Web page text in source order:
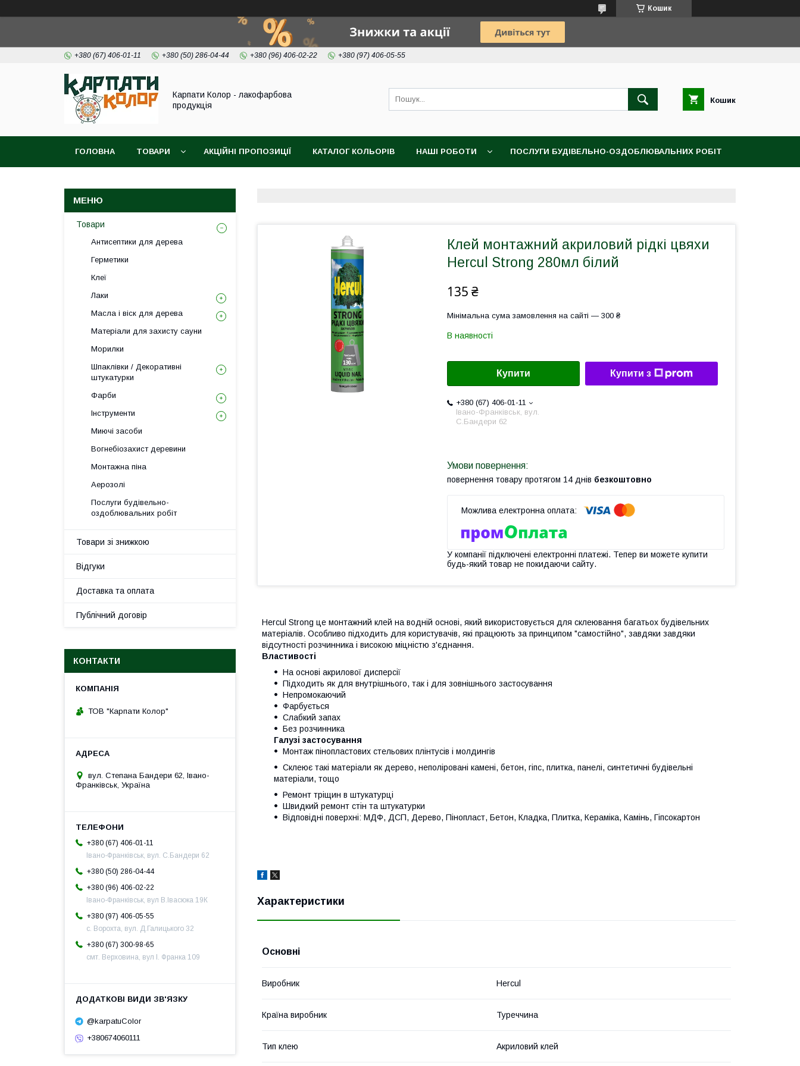
Кошик
+380 (67) 406-01-11 +380 (50) 286-04-44 +380 (96) 406-02-22 +380 (97) 406-05-55
Карпати Колор - лакофарбова
продукція
Кошик
ГОЛОВНА ТОВАРИ АКЦІЙНІ ПРОПОЗИЦІЇ КАТАЛОГ КОЛЬОРІВ НАШІ РОБОТИ ПОСЛУГИ БУДІВЕЛЬНО-ОЗДОБЛЮВАЛЬНИХ РОБІТ
Клей монтажний акриловий рідкі цвяхи
Hercul Strong 280мл білий
135 ₴
Мінімальна сума замовлення на сайті — 300 ₴
В наявності
Купити Купити з
+380 (67) 406-01-11
Івано-Франківськ, вул.
С.Бандери 62
повернення товару протягом 14 днів безкоштовно
У компанії підключені електронні платежі. Тепер ви можете купити
будь-який товар не покидаючи сайту.
Hercul Strong це монтажний клей на водній основі, який використовується для склеювання багатьох будівельних
матеріалів. Особливо підходить для користувачів, які працюють за принципом "самостійно", завдяки завдяки
відсутності розчинника і високою міцністю з'єднання.
Властивості
На основі акрилової дисперсії
Підходить як для внутрішнього, так і для зовнішнього застосування
Непромокаючий
Фарбується
Слабкий запах
Без розчинника
Галузі застосування
Монтаж пінопластових стельових плінтусів і молдингів
Склеює такі матеріали як дерево, неполіровані камені, бетон, гіпс, плитка, панелі, синтетичні будівельні
матеріали, тощо
Ремонт тріщин в штукатурці
Швидкий ремонт стін та штукатурки
Відповідні поверхні: МДФ, ДСП, Дерево, Пінопласт, Бетон, Кладка, Плитка, Кераміка, Камінь, Гіпсокартон
Характеристики
Основні
Виробник Hercul
Країна виробник Туреччина
Тип клею Акриловий клей
Товари
Антисептики для дерева
Герметики
Клеї
Лаки
Масла і віск для дерева
Матеріали для захисту сауни
Морилки
Шпаклівки / Декоративні
штукатурки
Фарби
Інструменти
Миючі засоби
Вогнебіозахист деревини
Монтажна піна
Аерозолі
Послуги будівельно-
оздоблювальних робіт
Товари зі знижкою
Відгуки
Доставка та оплата
Публічний договір
КОНТАКТИ
ТОВ "Карпати Колор"
вул. Степана Бандери 62, Івано-
Франківськ, Україна
+380 (67) 406-01-11
Івано-Франківськ, вул. С.Бандери 62
+380 (50) 286-04-44
+380 (96) 406-02-22
Івано-Франківськ, вул В.Івасюка 19К
+380 (97) 406-05-55
с. Ворохта, вул. Д.Галицького 32
+380 (67) 300-98-65
смт. Верховина, вул І. Франка 109
@karpatuColor
+380674060111